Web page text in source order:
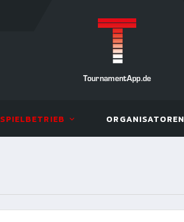
TournamentApp.de
SPIELBETRIEB ORGANISATOREN